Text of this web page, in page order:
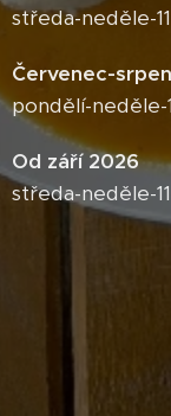
středa-neděle-
Červenec-
pondělí-neděle-
Od září 2026
středa-neděle-